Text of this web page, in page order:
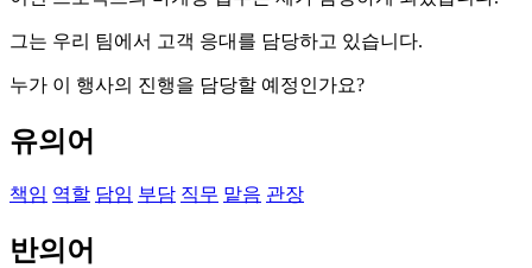
그는 우리 팀에서 고객 응대를 담당하고 있습니다.
누가 이 행사의 진행을 담당할 예정인가요?
유의어
책임 역할 담임 부담 직무 맡음 관장
반의어